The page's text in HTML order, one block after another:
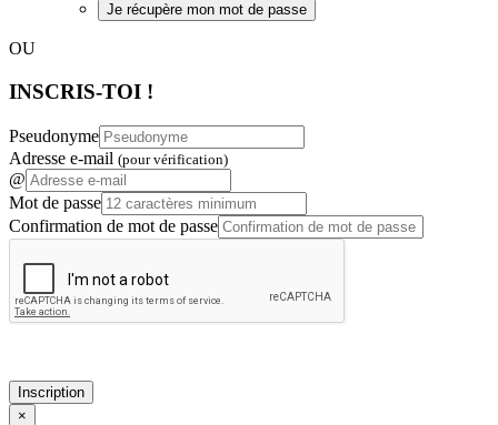
Je récupère mon mot de passe
OU
INSCRIS-TOI !
Pseudonyme
Adresse e-mail (pour vérification)
@
Mot de passe
Confirmation de mot de passe
Inscription
×